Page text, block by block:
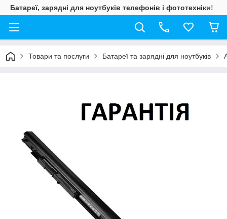
Батареї, зарядні для ноутбуків телефонів і фототехніки!
Товари та послуги Батареї та зарядні для ноутбуків